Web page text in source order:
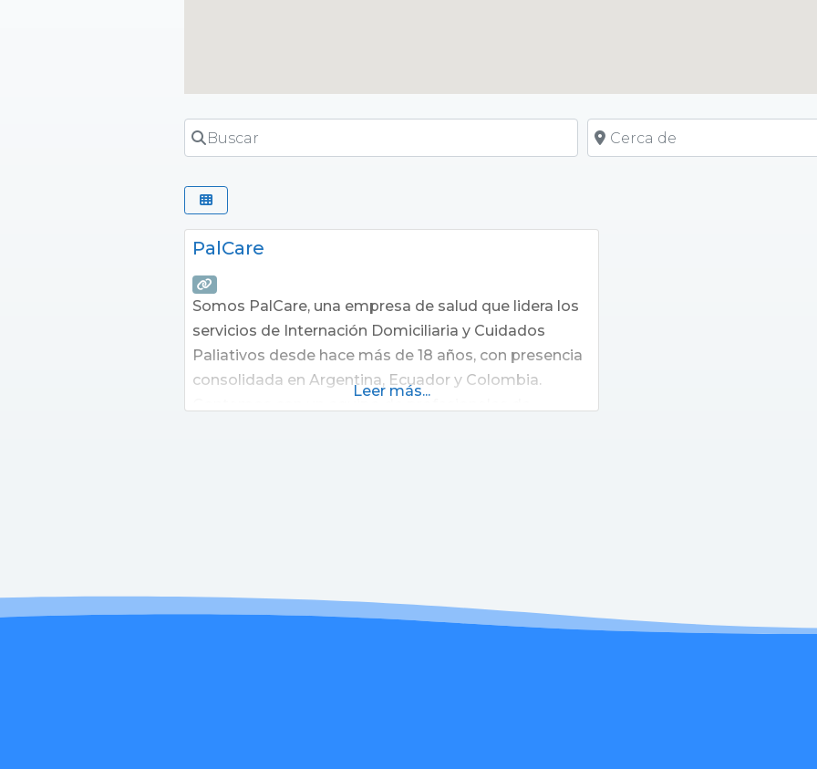
Buscar Cerca de
PalCare
Somos PalCare, una empresa de salud que lidera los
servicios de Internación Domiciliaria y Cuidados
Paliativos desde hace más de 18 años, con presencia
consolidada en Argentina, Ecuador y Colombia.
Leer más...